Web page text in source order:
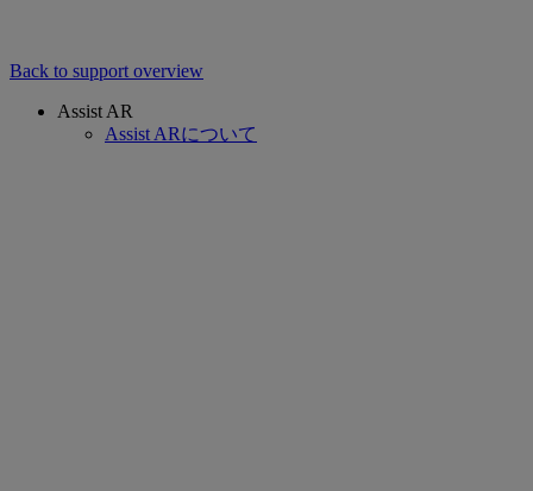
Back to support overview
Assist AR
Assist ARについて